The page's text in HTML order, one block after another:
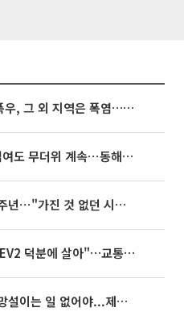
동해안은 시간당 80㎜ 폭우, 그 외 지역은 폭염…‘극과 극 날씨’
[내일 날씨] 폭염 한풀 꺾여도 무더위 계속⋯동해안 이틀 연속 비
임영웅, 어느덧 데뷔 10주년⋯"가진 것 없던 시절, 내 앞엔 20명의 팬뿐"
'굿 윌 헌팅' 배우 "기아 EV2 덕분에 살아"…교통사고 후 안전성 극찬
李대통령 “청년이 결혼 망설이는 일 없어야...제도상 불이익 조사”